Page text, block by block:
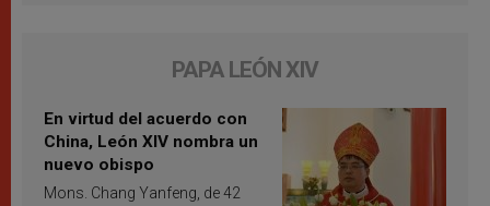
PAPA LEÓN XIV
En virtud del acuerdo con
China, León XIV nombra un
nuevo obispo
Mons. Chang Yanfeng, de 42